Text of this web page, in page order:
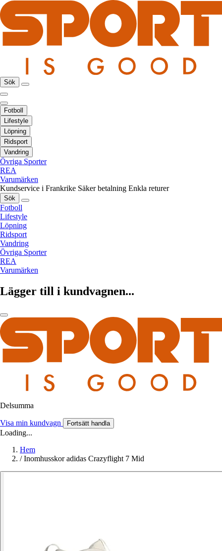
Sök
Fotboll
Lifestyle
Löpning
Ridsport
Vandring
Övriga Sporter
REA
Varumärken
Kundservice i Frankrike Säker betalning Enkla returer
Sök
Fotboll
Lifestyle
Löpning
Ridsport
Vandring
Övriga Sporter
REA
Varumärken
Lägger till i kundvagnen...
Delsumma
Visa min kundvagn Fortsätt handla
Loading...
Hem
/ Inomhusskor adidas Crazyflight 7 Mid